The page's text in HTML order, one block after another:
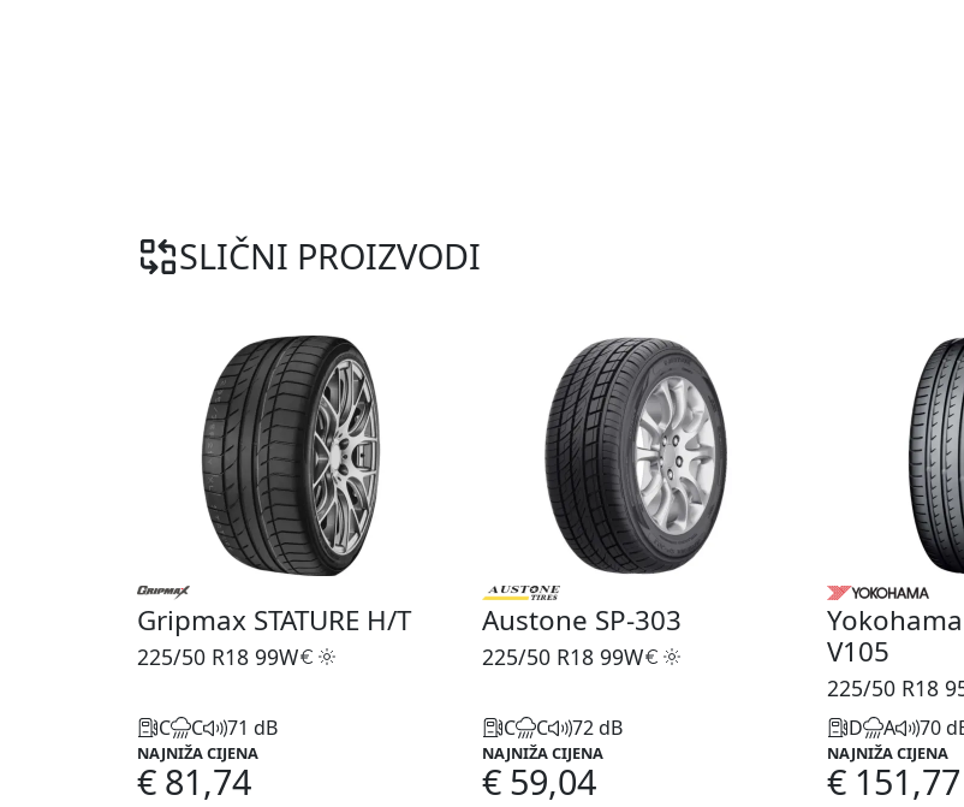
SLIČNI PROIZVODI
Gripmax STATURE H/T
225/50 R18 99W
C C 71 dB
NAJNIŽA CIJENA
€ 81,74
Austone SP-303
225/50 R18 99W
C C 72 dB
NAJNIŽA CIJENA
€ 59,04
V105
225/50 R18
D A 70
NAJNIŽA CIJENA
€ 151,77